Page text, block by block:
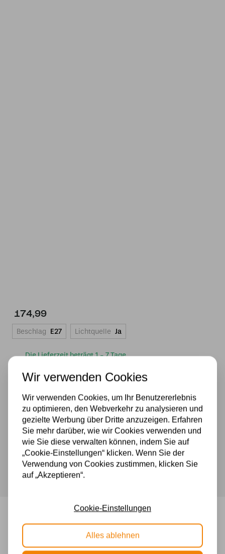
Die Lieferzeit beträgt 1 - 7 Tage
174,99
Beschlag E27 Lichtquelle Ja
Tiffany
Tischlampe
Papilio
-
P38
Menge
500 m2 großes Lampengeschäft in Rijssen
Experten für Lampen seit 70 Jahren
Kostenloser Versand in Deutschland ab 99 €
Kostenlose Lichtquellen inklusive
Sichere Zahlung im Anschluss mit Klarna
Tiffany Tischlampe Papilio – P38
Tiffany-Tischlampe Papilio
Elegante, fröhliche Schmetterlinge in
Wir verwenden Cookies
Wir verwenden Cookies, um Ihr Benutzererlebnis
zu optimieren, den Webverkehr zu analysieren und
gezielte Werbung über Dritte anzuzeigen. Erfahren
Sie mehr darüber, wie wir Cookies verwenden und
wie Sie diese verwalten können, indem Sie auf
„Cookie-Einstellungen“ klicken. Wenn Sie der
Verwendung von Cookies zustimmen, klicken Sie
auf „Akzeptieren“.
Cookie-Einstellungen
Alles ablehnen